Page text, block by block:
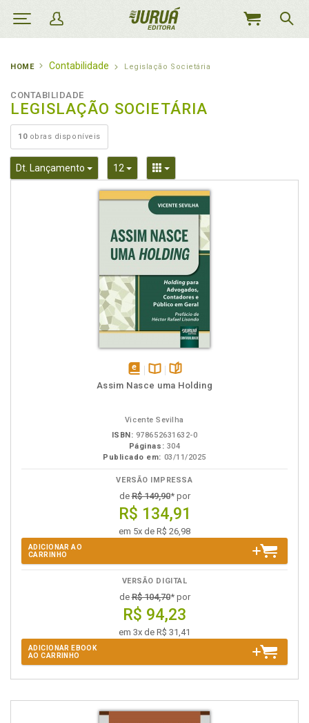
MEU
HOME Contabilidade Legislação Societária
CONTABILIDADE
LEGISLAÇÃO SOCIETÁRIA
10obras disponíveis
Dt. Lançamento Toggle Dropdown
12 Toggle DropdownToggle Dropdown
disponívelDisponível
páginas
Assim Nasce uma Holding
Vicente Sevilha
ISBN: 978652631632-0
Páginas: 304
Publicado em: 03/11/2025
VERSÃO IMPRESSA
deR$ 149,90* por
R$ 134,91
em 5x de R$ 26,98
ADICIONAR AO
CARRINHO
VERSÃO DIGITAL
deR$ 104,70* por
R$ 94,23
em 3x de R$ 31,41
ADICIONAR EBOOK
AO CARRINHO